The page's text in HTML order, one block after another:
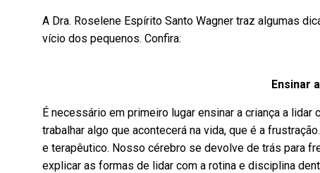
A Dra. Roselene Espírito Santo Wagner traz algumas
vício dos pequenos. Confira:
Ensinar
É necessário em primeiro lugar ensinar a criança a
trabalhar algo que acontecerá na vida, que é a
e terapêutico. Nosso cérebro se devolve de trás para
explicar as formas de lidar com a rotina e disciplina